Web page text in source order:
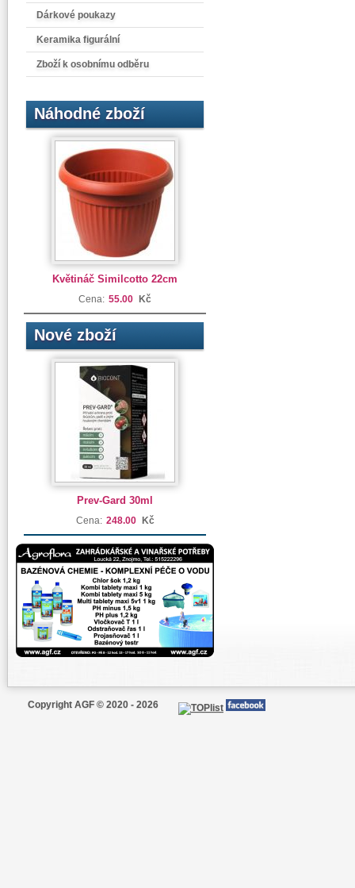
Dárkové poukazy
Keramika figurální
Zboží k osobnímu odběru
Náhodné zboží
Květináč Similcotto 22cm
Cena: 55.00 Kč
Nové zboží
Prev-Gard 30ml
Cena: 248.00 Kč
Copyright AGF © 2020 - 2026